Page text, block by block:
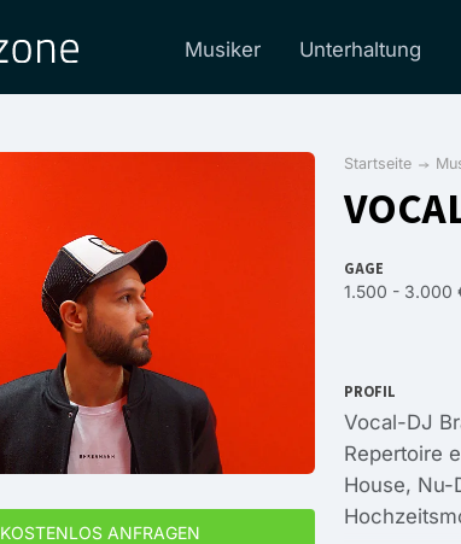
Musiker Unterhaltung
KOSTENLOS ANFRAGEN
Startseite
GAGE
1.500 - 3.000
PROFIL
Vocal-DJ
Repertoire
House, Nu-